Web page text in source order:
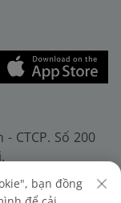
CTCP. Số 200
(+84-24)
bạn đồng